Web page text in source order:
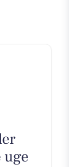
uge